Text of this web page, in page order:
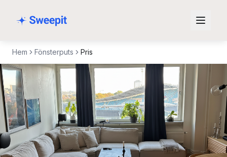
Hem Fönsterputs Pris